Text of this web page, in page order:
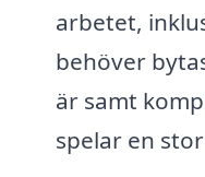
arbetet,
behöver
är samt
spelar en